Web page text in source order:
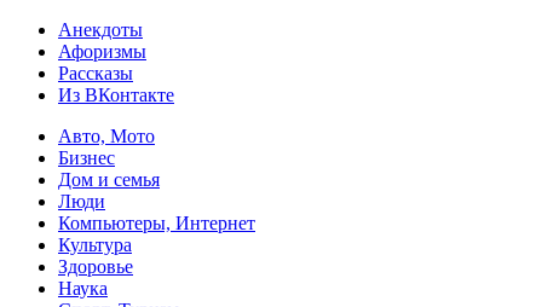
Анекдоты
Афоризмы
Рассказы
Из ВКонтакте
Авто, Мото
Бизнес
Дом и семья
Люди
Компьютеры, Интернет
Культура
Здоровье
Наука